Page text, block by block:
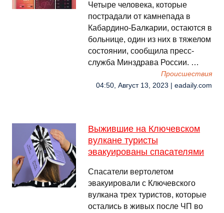
Четыре человека, которые
пострадали от камнепада в
Кабардино-Балкарии, остаются в
больнице, один из них в тяжелом
состоянии, сообщила пресс-
служба Минздрава России. …
Происшествия
04:50, Август 13, 2023 | eadaily.com
Выжившие на Ключевском
вулкане туристы
эвакуированы спасателями
Спасатели вертолетом
эвакуировали с Ключевского
вулкана трех туристов, которые
остались в живых после ЧП во